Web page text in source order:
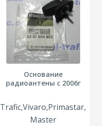
Основание
радиоантены с 2006г
Trafic,Vivaro,Primastar,
Master